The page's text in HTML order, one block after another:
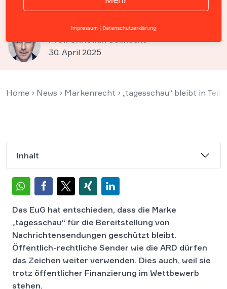
Verfallsklage ab
Prof. Christian Solmecke
30. April 2025
Home › News › Markenrecht › „tagesschau“ bleibt in
Inhalt
Das EuG hat entschieden, dass die Marke
„tagesschau“ für die Bereitstellung von
Nachrichtensendungen geschützt bleibt.
Öffentlich-rechtliche Sender wie die ARD dürfen
das Zeichen weiter verwenden. Dies auch, weil sie
trotz öffentlicher Finanzierung im Wettbewerb
stehen.
Impressum Datenschutzerklärung